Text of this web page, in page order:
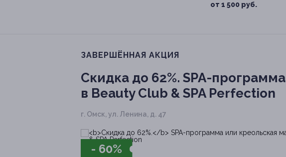
от 1 500 руб.
ЗАВЕРШЁННАЯ АКЦИЯ
Скидка до 62%. SPA-
в Вeauty Club & SPA Perfection
г. Омск, ул. Ленина, д. 47
- 60%